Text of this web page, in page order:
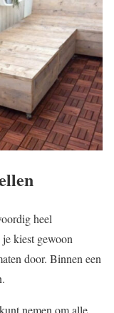
heel
kiest gewoon
door. Binnen een
nemen om alle